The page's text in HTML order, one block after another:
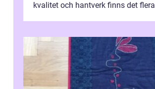
kvalitet och hantverk finns det flera